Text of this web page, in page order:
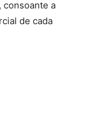
consoante a
de cada